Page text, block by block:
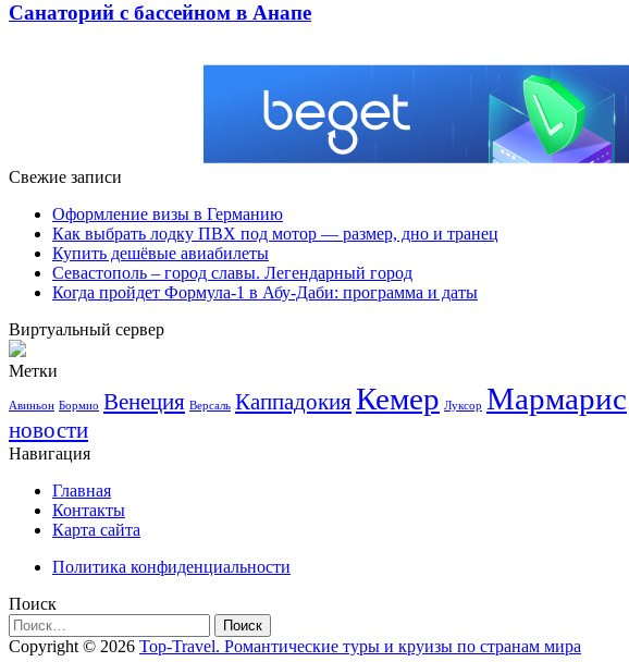
Санаторий с бассейном в Анапе
Свежие записи
Оформление визы в Германию
Как выбрать лодку ПВХ под мотор — размер, дно и транец
Купить дешёвые авиабилеты
Севастополь – город славы. Легендарный город
Когда пройдет Формула-1 в Абу-Даби: программа и даты
Виртуальный сервер
Метки
Авиньон Бормио Венеция Версаль КаппадокияКемер Луксор Мармарис
новости
Навигация
Главная
Контакты
Карта сайта
Политика конфиденциальности
Поиск
Найти:
Copyright © 2026 Top-Travel. Романтические туры и круизы по странам мира